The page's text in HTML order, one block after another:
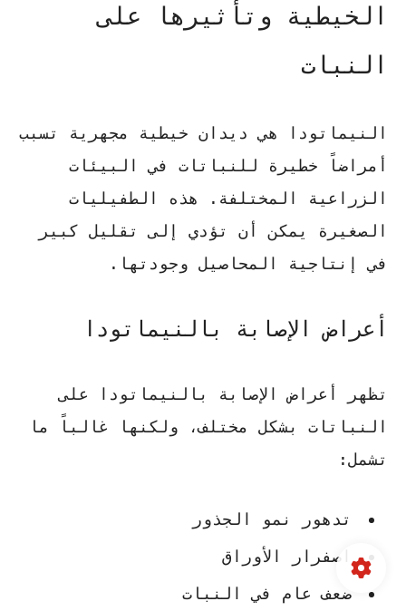
الخيطية وتأثيرها على
النبات
النيماتودا هي ديدان خيطية مجهرية تسبب
أمراضاً خطيرة للنباتات في البيئات
الزراعية المختلفة. هذه الطفيليات
الصغيرة يمكن أن تؤدي إلى تقليل كبير
في إنتاجية المحاصيل وجودتها.
أعراض الإصابة بالنيماتودا
تظهر أعراض الإصابة بالنيماتودا على
النباتات بشكل مختلف، ولكنها غالباً ما
تشمل:
تدهور نمو الجذور
اصفرار الأوراق
ضعف عام في النبات